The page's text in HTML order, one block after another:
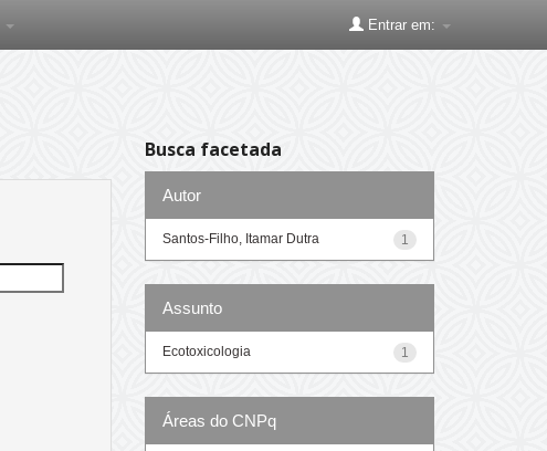
Entrar em:
Busca facetada
Autor
1
Santos-Filho, Itamar Dutra
Assunto
1
Ecotoxicologia
Áreas do CNPq